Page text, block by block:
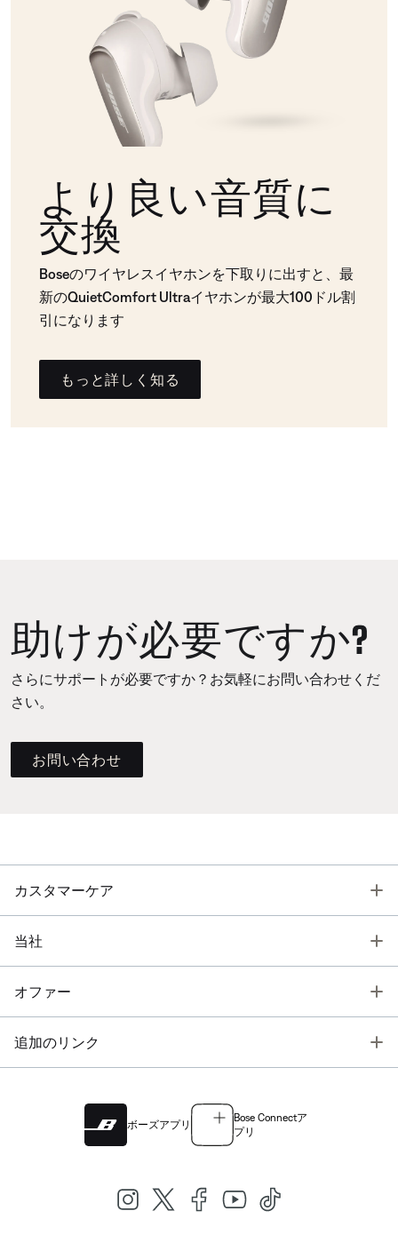
より良い音質に
交換
Boseのワイヤレスイヤホンを下取りに出すと、最
新のQuietComfort Ultraイヤホンが最大100ドル割
引になります
もっと詳しく知る
助けが必要ですか?
さらにサポートが必要ですか？お気軽にお問い合わせくだ
さい。
お問い合わせ
カスタマーケア
当社
オファー
追加のリンク
ボーズアプリ
Bose Connectア
プリ